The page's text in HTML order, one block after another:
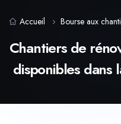
Accueil Bourse aux
Chantiers de
disponibles dans